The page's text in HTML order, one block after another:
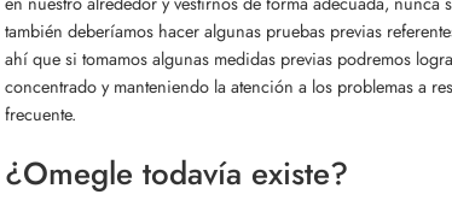
también deberíamos hacer algunas pruebas previas
ahí que si tomamos algunas medidas previas podremos
concentrado y manteniendo la atención a los problemas a
frecuente.
¿Omegle todavía existe?